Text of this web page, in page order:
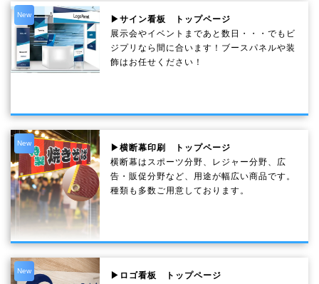
New
▶サイン看板 トップページ
展示会やイベントまであと数日・・・でもビ
ジプリなら間に合います！ブースパネルや装
飾はお任せください！
New
▶横断幕印刷 トップページ
横断幕はスポーツ分野、レジャー分野、広
告・販促分野など、用途が幅広い商品です。
種類も多数ご用意しております。
New
▶ロゴ看板 トップページ